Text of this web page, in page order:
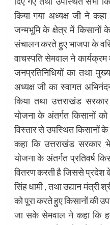
किया गया अध्यक्ष जी ने
जन्मभूमि के क्षेत्र में किसानों
संचालन करते हुए भाजपा के
वाचस्पति सेमवाल ने
जनप्रतिनिधियों का तथा
अध्यक्ष जी का स्वागत
किया तथा उत्तराखंड
योजना के अंतर्गत किसानों
विस्तार से उपस्थित किसानों
कहा कि उत्तराखंड सरकार
योजना के अंतर्गत प्रतिवर्ष
वितरण करती है जिससे प्रदेश
सिंह धामी , तथा उद्यान मंत्री
को पूरा करते हुए किसानों की
जा सके सेमवाल ने कहा कि